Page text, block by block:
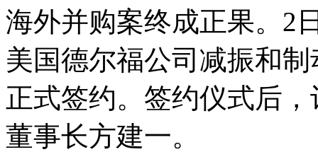
海外并购案终成正果。2
美国德尔福公司减振和
正式签约。签约仪式后
董事长方建一。